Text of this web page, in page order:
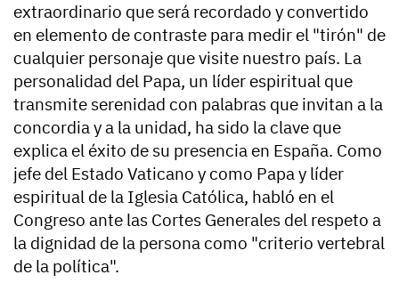
extraordinario que será recordado y convertido
en elemento de contraste para medir el "tirón" de
cualquier personaje que visite nuestro país. La
personalidad del Papa, un líder espiritual que
transmite serenidad con palabras que invitan a la
concordia y a la unidad, ha sido la clave que
explica el éxito de su presencia en España. Como
jefe del Estado Vaticano y como Papa y líder
espiritual de la Iglesia Católica, habló en el
Congreso ante las Cortes Generales del respeto a
la dignidad de la persona como "criterio vertebral
de la política".